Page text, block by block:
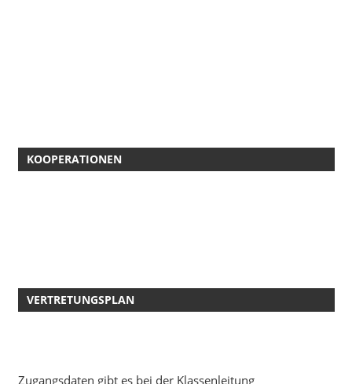
KOOPERATIONEN
VERTRETUNGSPLAN
Zugangsdaten gibt es bei der Klassenleitung